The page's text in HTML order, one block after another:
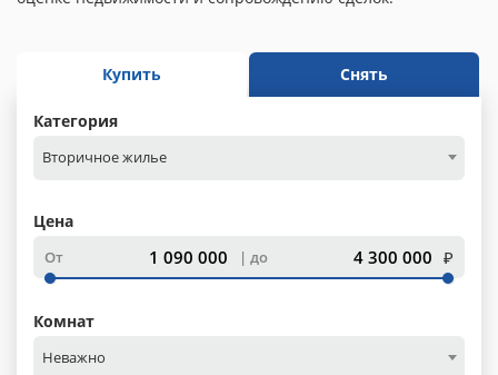
Купить Снять
Категория
Вторичное жилье
Цена
От до ₽
Комнат
Неважно